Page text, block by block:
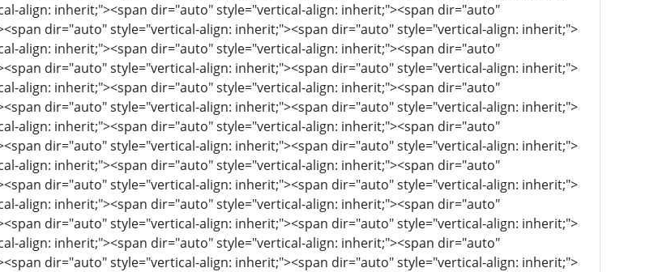
align: inherit;"><span dir="auto" style="vertical-align: inherit;"><span dir="auto"
dir="auto" style="vertical-align: inherit;"><span dir="auto" style="vertical-align: inherit;">
align: inherit;"><span dir="auto" style="vertical-align: inherit;"><span dir="auto"
dir="auto" style="vertical-align: inherit;"><span dir="auto" style="vertical-align: inherit;">
align: inherit;"><span dir="auto" style="vertical-align: inherit;"><span dir="auto"
dir="auto" style="vertical-align: inherit;"><span dir="auto" style="vertical-align: inherit;">
align: inherit;"><span dir="auto" style="vertical-align: inherit;"><span dir="auto"
dir="auto" style="vertical-align: inherit;"><span dir="auto" style="vertical-align: inherit;">
align: inherit;"><span dir="auto" style="vertical-align: inherit;"><span dir="auto"
dir="auto" style="vertical-align: inherit;"><span dir="auto" style="vertical-align: inherit;">
align: inherit;"><span dir="auto" style="vertical-align: inherit;"><span dir="auto"
dir="auto" style="vertical-align: inherit;"><span dir="auto" style="vertical-align: inherit;">
align: inherit;"><span dir="auto" style="vertical-align: inherit;"><span dir="auto"
dir="auto" style="vertical-align: inherit;"><span dir="auto" style="vertical-align: inherit;">